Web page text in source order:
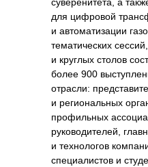
для цифровой
и автоматизации
тематических
и круглых столов
более 900
отрасли:
и региональных
профильных
руководителей,
и технологов
специалистов и